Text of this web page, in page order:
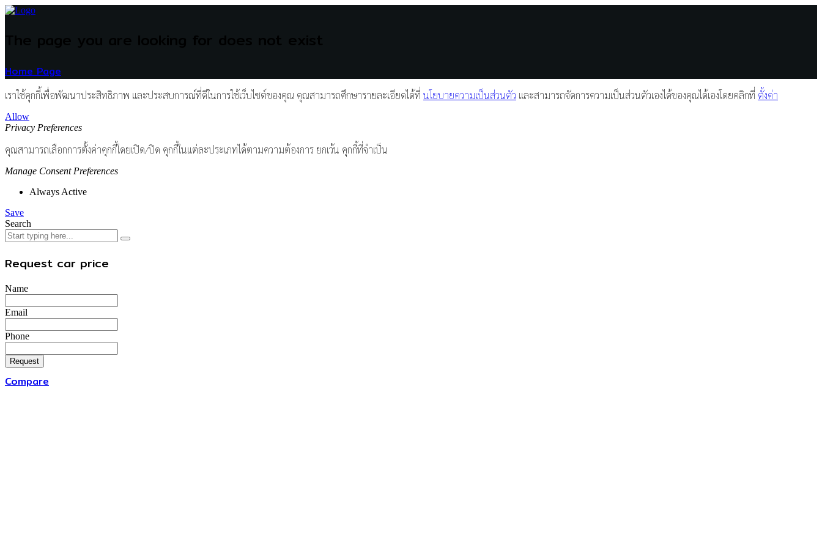
Home Page
เราใช้คุกกี้เพื่อพัฒนาประสิทธิภาพ และประสบการณ์ที่ดีในการใช้เว็บไซต์ของคุณ คุณสามารถศึกษารายละเอียดได้ที่ นโยบายความเป็นส่วนตัว และสามารถจัดการความเป็นส่วนตัวเองได้ของคุณได้เองโดยคลิกที่ ตั้งค่า
Allow
Privacy Preferences
คุณสามารถเลือกการตั้งค่าคุกกี้โดยเปิด/ปิด คุกกี้ในแต่ละประเภทได้ตามความต้องการ ยกเว้น คุกกี้ที่จำเป็น
Manage Consent Preferences
Always Active
Save
Search
Request car price
Name
Email
Phone
Request
Compare